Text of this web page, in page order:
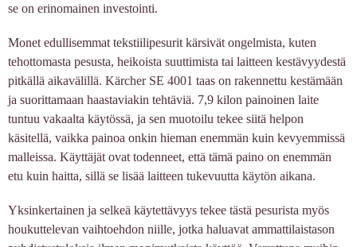
se on erinomainen investointi.
Monet edullisemmat tekstiilipesurit kärsivät ongelmista, kuten
tehottomasta pesusta, heikoista suuttimista tai laitteen kestävyydestä
pitkällä aikavälillä. Kärcher SE 4001 taas on rakennettu kestämään
ja suorittamaan haastaviakin tehtäviä. 7,9 kilon painoinen laite
tuntuu vakaalta käytössä, ja sen muotoilu tekee siitä helpon
käsitellä, vaikka painoa onkin hieman enemmän kuin kevyemmissä
malleissa. Käyttäjät ovat todenneet, että tämä paino on enemmän
etu kuin haitta, sillä se lisää laitteen tukevuutta käytön aikana.
Yksinkertainen ja selkeä käytettävyys tekee tästä pesurista myös
houkuttelevan vaihtoehdon niille, jotka haluavat ammattilaistason